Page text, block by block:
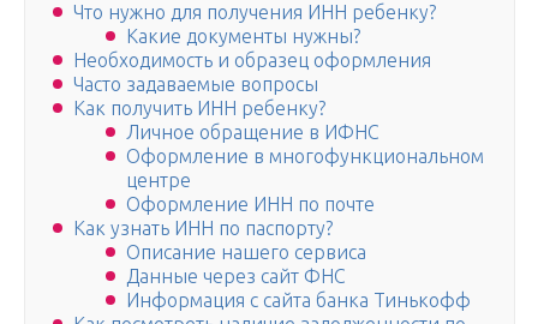
Что нужно для получения ИНН ребенку?
Какие документы нужны?
Необходимость и образец оформления
Часто задаваемые вопросы
Как получить ИНН ребенку?
Личное обращение в ИФНС
Оформление в многофункциональном
центре
Оформление ИНН по почте
Как узнать ИНН по паспорту?
Описание нашего сервиса
Данные через сайт ФНС
Информация с сайта банка Тинькофф